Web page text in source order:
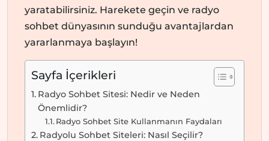
yaratabilirsiniz. Harekete geçin ve radyo
sohbet dünyasının sunduğu avantajlardan
yararlanmaya başlayın!
Sayfa İçerikleri
Radyo Sohbet Sitesi: Nedir ve Neden
Önemlidir?
Radyo Sohbet Site Kullanmanın Faydaları
Radyolu Sohbet Siteleri: Nasıl Seçilir?